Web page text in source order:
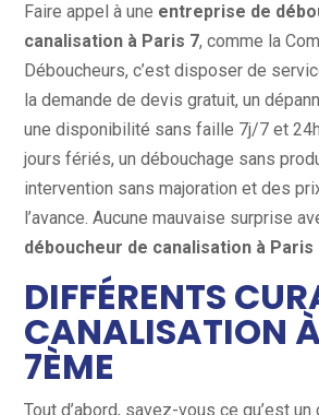
Faire appel à une entreprise de
canalisation à Paris 7, comme la
Déboucheurs, c’est disposer de
la demande de devis gratuit, un
une disponibilité sans faille 7j/7 et
jours fériés, un débouchage sans
intervention sans majoration et des
l’avance. Aucune mauvaise surprise
déboucheur de canalisation à Paris
DIFFÉRENTS
CANALISATION
7ÈME
Tout d’abord, savez-vous ce qu’est un